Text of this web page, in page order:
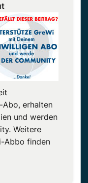
Abo, erhalten
und werden
Weitere
Abbo finden